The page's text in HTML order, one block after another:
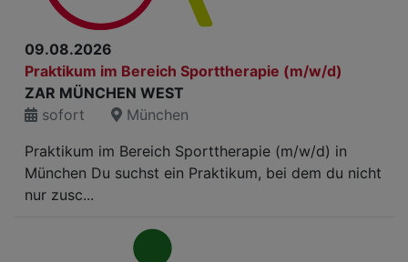
09.08.2026
Praktikum im Bereich Sporttherapie (m/w/d)
ZAR MÜNCHEN WEST
sofort
München
Praktikum im Bereich Sporttherapie (m/w/d) in
München Du suchst ein Praktikum, bei dem du nicht
nur zusc...